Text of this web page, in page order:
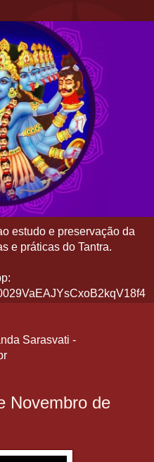
estudo e preservação da
e práticas do Tantra.
Sarasvati -
Novembro de